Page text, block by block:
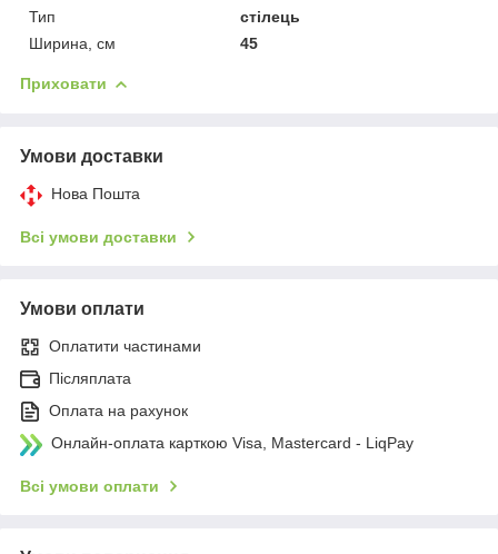
Тип
стілець
Ширина, см
45
Приховати
Умови доставки
Нова Пошта
Всі умови доставки
Умови оплати
Оплатити частинами
Післяплата
Оплата на рахунок
Онлайн-оплата карткою Visa, Mastercard - LiqPay
Всі умови оплати